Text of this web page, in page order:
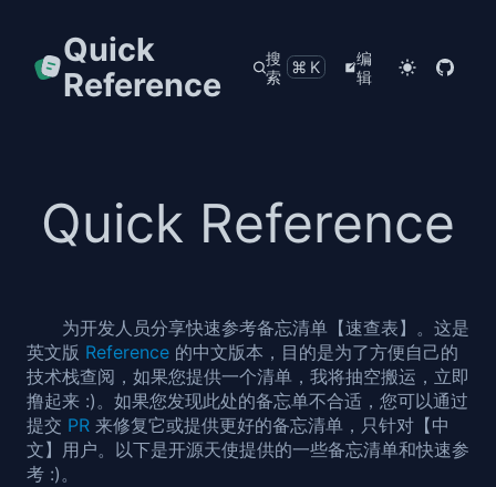
Quick
Reference
搜
索
⌘K
编
辑
Quick Reference
为开发人员分享快速参考备忘清单【速查表】。这是
英文版 Reference 的中文版本，目的是为了方便自己的
技术栈查阅，如果您提供一个清单，我将抽空搬运，立即
撸起来 :)。如果您发现此处的备忘单不合适，您可以通过
提交 PR 来修复它或提供更好的备忘清单，只针对【中
文】用户。以下是开源天使提供的一些备忘清单和快速参
考 :)。